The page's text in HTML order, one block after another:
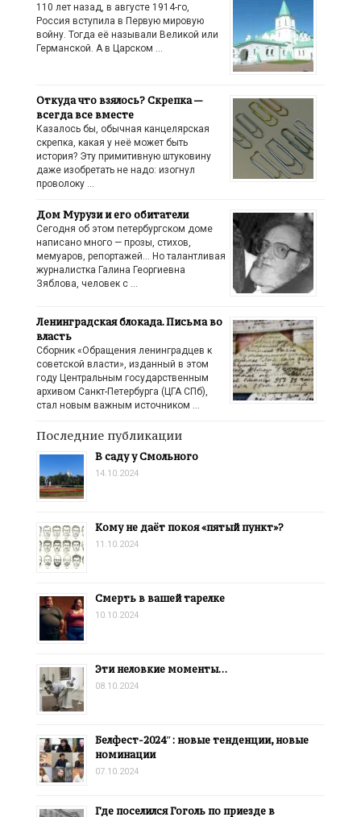
110 лет назад, в августе 1914-го,
Россия вступила в Первую мировую
войну. Тогда её называли Великой или
Германской. А в Царском …
Откуда что взялось? Скрепка —
всегда все вместе
Казалось бы, обычная канцелярская
скрепка, какая у неё может быть
история? Эту примитивную штуковину
даже изобретать не надо: изогнул
проволоку …
Дом Мурузи и его обитатели
Сегодня об этом петербургском доме
написано много — прозы, стихов,
мемуаров, репортажей… Но талантливая
журналистка Галина Георгиевна
Зяблова, человек с …
Ленинградская блокада. Письма во
власть
Сборник «Обращения ленинградцев к
советской власти», изданный в этом
году Центральным государственным
архивом Санкт-Петербурга (ЦГА СПб),
стал новым важным источником …
Последние публикации
В саду у Смольного
14.10.2024
Кому не даёт покоя «пятый пункт»?
11.10.2024
Смерть в вашей тарелке
10.10.2024
Эти неловкие моменты…
08.10.2024
Белфест-2024″: новые тенденции, новые
номинации
07.10.2024
Где поселился Гоголь по приезде в